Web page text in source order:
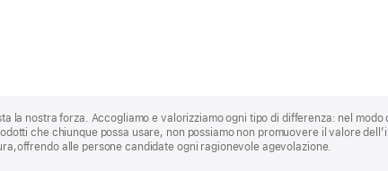
la nostra forza. Accogliamo e valorizziamo ogni tipo di differenza: nel
che chiunque possa usare, non possiamo non promuovere il valore
alle persone candidate ogni ragionevole agevolazione.